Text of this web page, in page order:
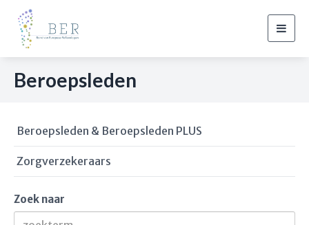
Beroepsleden
Beroepsleden & Beroepsleden PLUS
Zorgverzekeraars
Zoek naar